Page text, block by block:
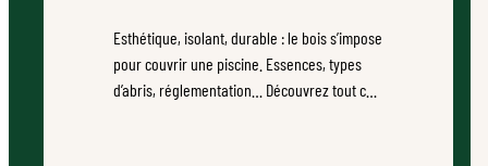
Esthétique, isolant, durable : le bois s’impose
pour couvrir une piscine. Essences, types
d’abris, réglementation… Découvrez tout ce